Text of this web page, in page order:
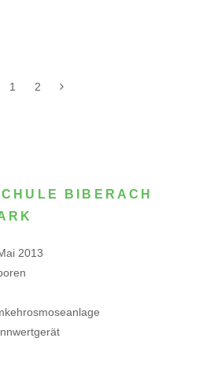
1 2
BIBERACH
2013